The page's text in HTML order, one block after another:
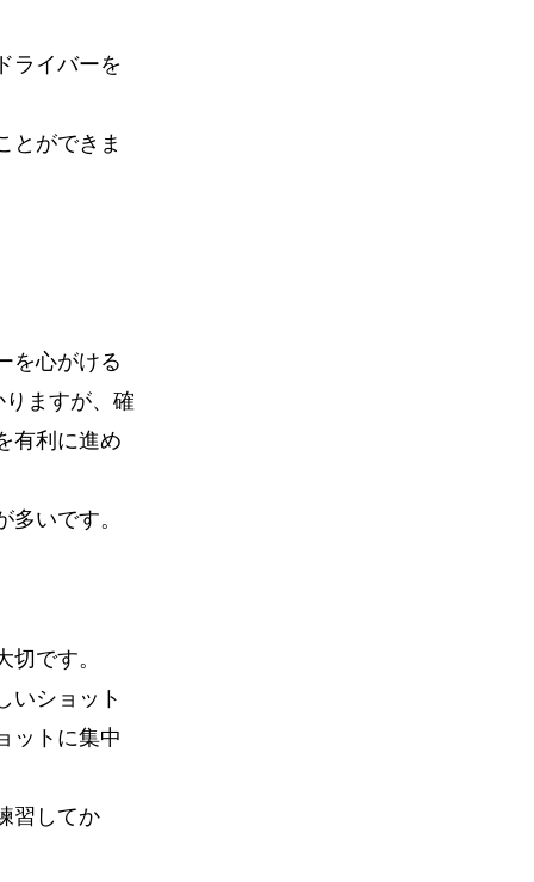
ライバーを
とができま
を心がける
ますが、確
有利に進め
多いです。
切です。
いショット
ットに集中
習してか